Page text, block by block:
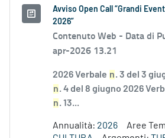
Avviso Open Call “Grandi
2026”
Contenuto Web - Data di
apr-2026 13.21
2026 Verbale n. 3 del 3
n. 4 del 8 giugno 2026
n. 13...
Annualità: 2026 Aree